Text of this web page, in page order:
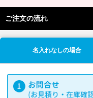
ご注文の流れ
名入れなしの場合